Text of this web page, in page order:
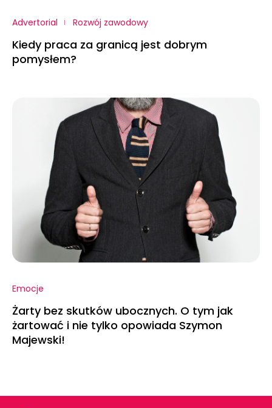
Advertorial Rozwój zawodowy
Kiedy praca za granicą jest dobrym
pomysłem?
Emocje
Żarty bez skutków ubocznych. O tym jak
żartować i nie tylko opowiada Szymon
Majewski!